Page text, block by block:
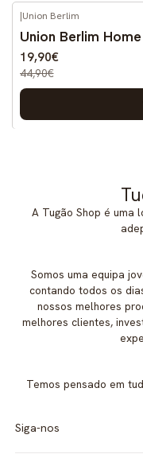
-56%
DESCONTO
|Union Berlim
Union Berlim
19,90€
44,90€
A Tugão Shop é uma
Somos uma equipa
contando todos os
nossos melhores
melhores clientes,
Temos pensado em
Siga-nos